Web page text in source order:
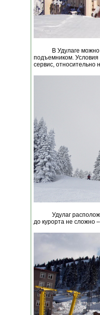
В Удулаге
подъемником. Условия
сервис, относительно
Удулаг
до курорта не сложно